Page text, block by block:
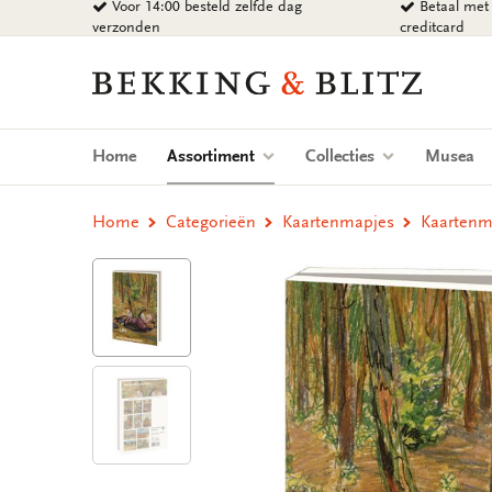
naar
Voor 14:00 besteld zelfde dag
verzonden
Betaal
creditcard
Bekking
Blitz
Uitgevers
Home Assortiment (current)Collecties Musea
Home Categorieën Kaartenmapjes